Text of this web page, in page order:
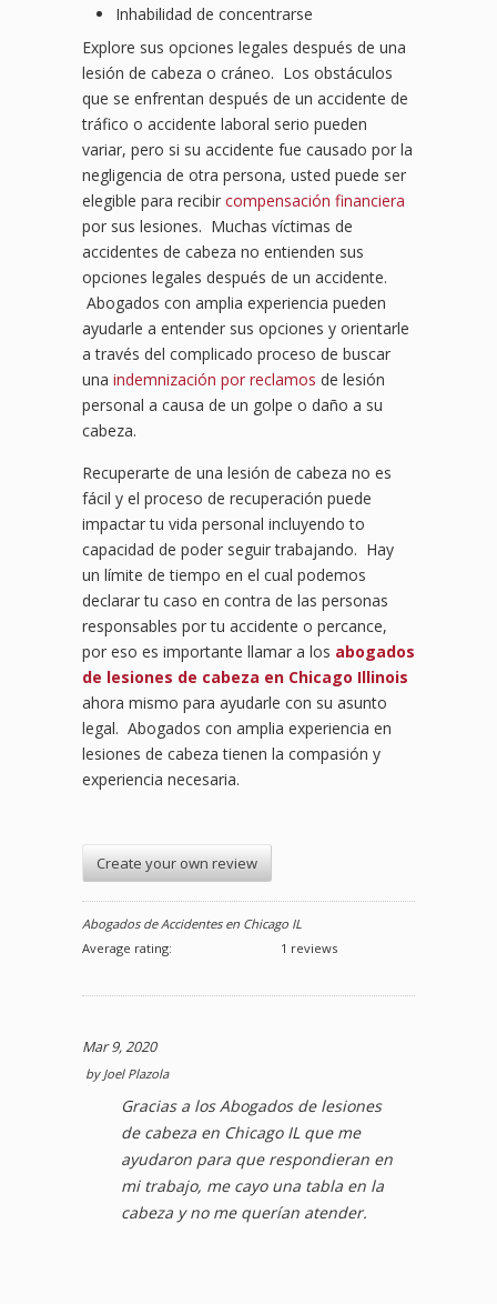
Inhabilidad de concentrarse
Explore sus opciones legales después de una
lesión de cabeza o cráneo. Los obstáculos
que se enfrentan después de un accidente de
tráfico o accidente laboral serio pueden
variar, pero si su accidente fue causado por la
negligencia de otra persona, usted puede ser
elegible para recibir compensación financiera
por sus lesiones. Muchas víctimas de
accidentes de cabeza no entienden sus
opciones legales después de un accidente.
Abogados con amplia experiencia pueden
ayudarle a entender sus opciones y orientarle
a través del complicado proceso de buscar
una indemnización por reclamos de lesión
personal a causa de un golpe o daño a su
cabeza.
Recuperarte de una lesión de cabeza no es
fácil y el proceso de recuperación puede
impactar tu vida personal incluyendo to
capacidad de poder seguir trabajando. Hay
un límite de tiempo en el cual podemos
declarar tu caso en contra de las personas
responsables por tu accidente o percance,
por eso es importante llamar a los abogados
de lesiones de cabeza en Chicago Illinois
ahora mismo para ayudarle con su asunto
legal. Abogados con amplia experiencia en
lesiones de cabeza tienen la compasión y
experiencia necesaria.
Create your own review
Abogados de Accidentes en Chicago IL
Average rating:
1 reviews
Mar 9, 2020
by Joel Plazola
Gracias a los Abogados de lesiones
de cabeza en Chicago IL que me
ayudaron para que respondieran en
mi trabajo, me cayo una tabla en la
cabeza y no me querían atender.